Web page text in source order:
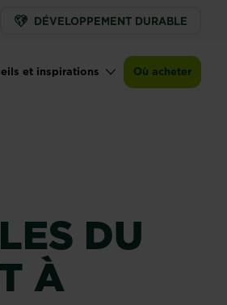
DÉVELOPPEMENT DURABLE
et inspirations Où acheter
DU
À
insecticide pyrales du buis
Trouver un magasin